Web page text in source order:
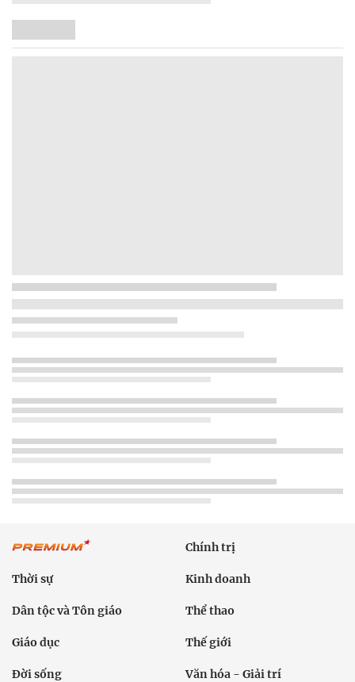
Chính trị
Thời sự Kinh doanh
Dân tộc và Tôn giáo Thể thao
Giáo dục Thế giới
Đời sống Văn hóa - Giải trí